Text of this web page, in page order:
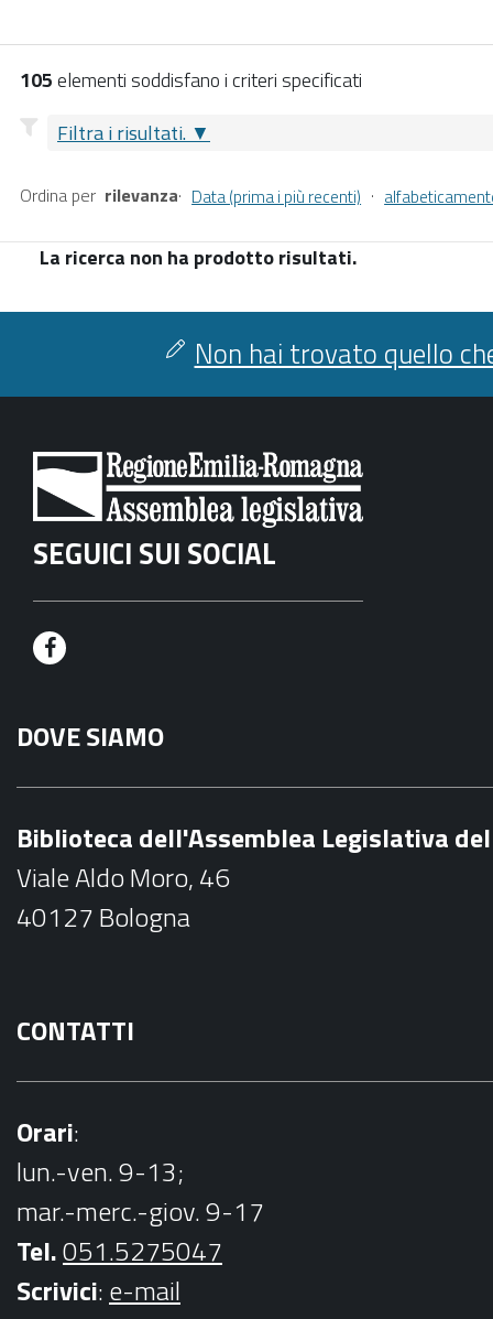
105elementi soddisfano i criteri specificati
Filtra i risultati.
Ordina per rilevanza· Data (prima i più recenti) ·
La ricerca non ha prodotto risultati.
Non hai trovato quello
SEGUICI SUI SOCIAL
F
c
e
o
k
DOVE SIAMO
Biblioteca dell'Assemblea Legislativa
Viale Aldo Moro, 46
40127 Bologna
CONTATTI
Orari:
lun.-ven. 9-13;
mar.-merc.-giov. 9-17
Tel.051.5275047
Scrivici:e-mail